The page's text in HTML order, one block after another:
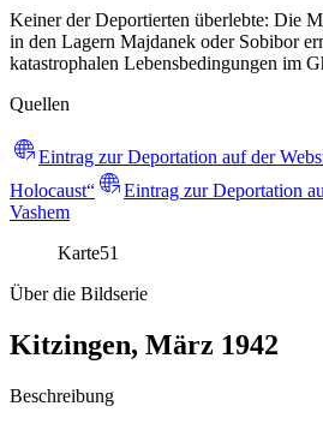
Keiner der Deportierten überlebte: Die
in den Lagern Majdanek oder Sobibor
katastrophalen Lebensbedingungen im
Quellen
Eintrag zur Deportation auf der
Holocaust“
Eintrag zur Deportation
Vashem
Karte51
Über die Bildserie
Kitzingen, März 1942
Beschreibung